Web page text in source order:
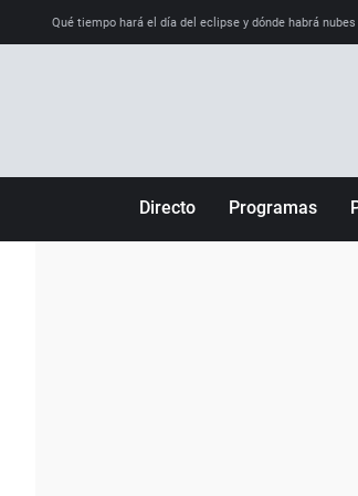
Qué tiempo hará el día del eclipse y dónde habrá nubes
Directo Programas